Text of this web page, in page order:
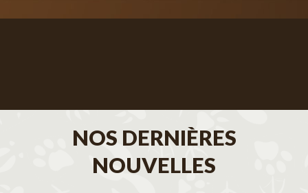
NOS DERNIÈRES
NOUVELLES